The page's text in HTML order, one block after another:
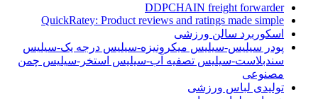
DDPCHAIN freight forwarder
QuickRatey: Product reviews and ratings made simple
اسکوربرد سالن ورزشی
پودر سیلیس-سیلیس میکرونیزه-سیلیس درجه یک-سیلیس
سندبلاست-سیلیس تصفیه آب-سیلیس استخر-سیلیس چمن
مصنوعی
تولیدی لباس ورزشی